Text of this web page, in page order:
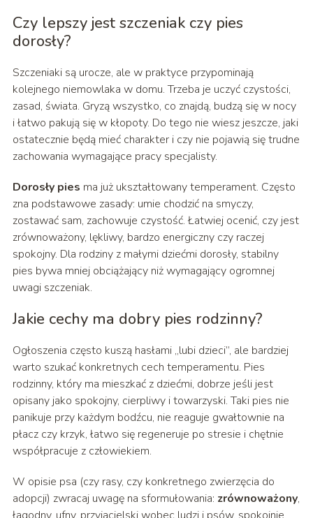
Czy lepszy jest szczeniak czy pies
dorosły?
Szczeniaki są urocze, ale w praktyce przypominają
kolejnego niemowlaka w domu. Trzeba je uczyć czystości,
zasad, świata. Gryzą wszystko, co znajdą, budzą się w nocy
i łatwo pakują się w kłopoty. Do tego nie wiesz jeszcze, jaki
ostatecznie będą mieć charakter i czy nie pojawią się trudne
zachowania wymagające pracy specjalisty.
Dorosły pies ma już ukształtowany temperament. Często
zna podstawowe zasady: umie chodzić na smyczy,
zostawać sam, zachowuje czystość. Łatwiej ocenić, czy jest
zrównoważony, lękliwy, bardzo energiczny czy raczej
spokojny. Dla rodziny z małymi dziećmi dorosły, stabilny
pies bywa mniej obciążający niż wymagający ogromnej
uwagi szczeniak.
Jakie cechy ma dobry pies rodzinny?
Ogłoszenia często kuszą hasłami „lubi dzieci”, ale bardziej
warto szukać konkretnych cech temperamentu. Pies
rodzinny, który ma mieszkać z dziećmi, dobrze jeśli jest
opisany jako spokojny, cierpliwy i towarzyski. Taki pies nie
panikuje przy każdym bodźcu, nie reaguje gwałtownie na
płacz czy krzyk, łatwo się regeneruje po stresie i chętnie
współpracuje z człowiekiem.
W opisie psa (czy rasy, czy konkretnego zwierzęcia do
adopcji) zwracaj uwagę na sformułowania: zrównoważony,